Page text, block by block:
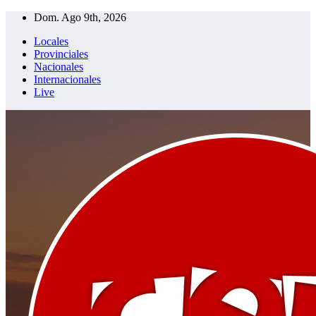
Saltar
contenido
Dom. Ago 9th, 2026
Locales
Provinciales
Nacionales
Internacionales
Live